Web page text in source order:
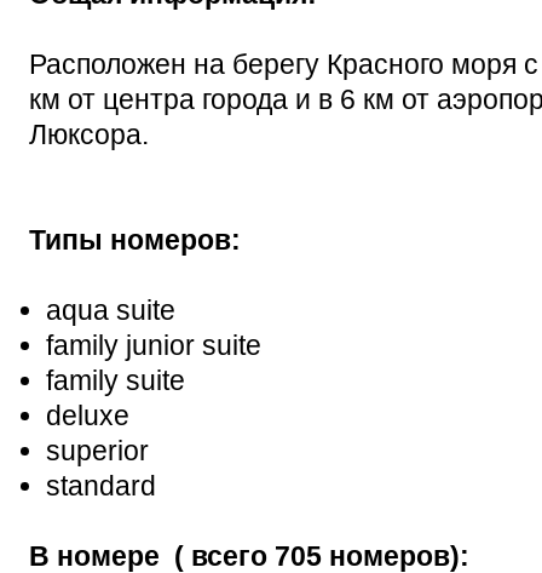
Расположен на берегу Красного
км от центра города и в 6 км от
Люксора.
Типы номеров:
aqua suite
family junior suite
family suite
deluxe
superior
standard
В номере ( всего 705 номеров):